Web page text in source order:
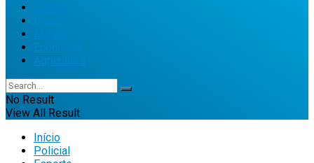
Agricultura
No Result
View All Result
Início
Policial